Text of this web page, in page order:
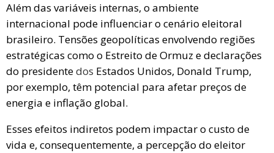
Além das variáveis internas, o ambiente
internacional pode influenciar o cenário eleitoral
brasileiro. Tensões geopolíticas envolvendo regiões
estratégicas como o Estreito de Ormuz e declarações
do presidentedos Estados Unidos, Donald Trump,
por exemplo, têm potencial para afetar preços de
energia e inflação global.
Esses efeitos indiretos podem impactar o custo de
vida e, consequentemente, a percepção do eleitor